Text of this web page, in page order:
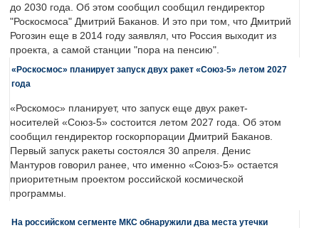
до 2030 года. Об этом сообщил сообщил гендиректор
"Роскосмоса" Дмитрий Баканов. И это при том, что Дмитрий
Рогозин еще в 2014 году заявлял, что Россия выходит из
проекта, а самой станции "пора на пенсию".
«Роскосмос» планирует запуск двух ракет «Союз-5» летом 2027
года
«Роскомос» планирует, что запуск еще двух ракет-
носителей «Союз-5» состоится летом 2027 года. Об этом
сообщил гендиректор госкорпорации Дмитрий Баканов.
Первый запуск ракеты состоялся 30 апреля. Денис
Мантуров говорил ранее, что именно «Союз-5» остается
приоритетным проектом российской космической
программы.
На российском сегменте МКС обнаружили два места утечки